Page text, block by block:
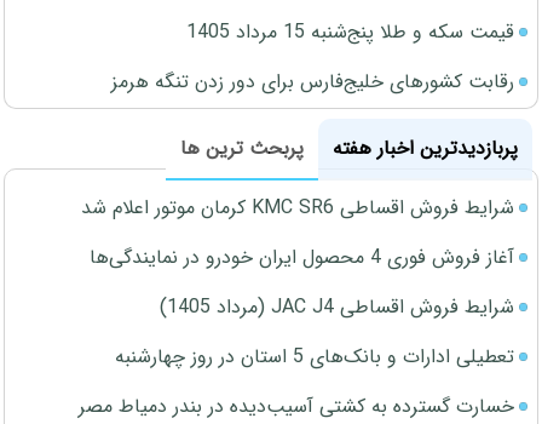
قیمت سکه و طلا پنج‌شنبه 15 مرداد 1405
رقابت کشورهای خلیج‌فارس برای دور زدن تنگه هرمز
پربازدیدترین اخبار هفته
پربحث ترین ها
شرایط فروش اقساطی KMC SR6 کرمان موتور اعلام شد
آغاز فروش فوری 4 محصول ایران خودرو در نمایندگی‌ها
شرایط فروش اقساطی JAC J4 (مرداد 1405)
تعطیلی ادارات و بانک‌های 5 استان در روز چهارشنبه
خسارت گسترده به کشتی آسیب‌دیده در بندر دمیاط مصر